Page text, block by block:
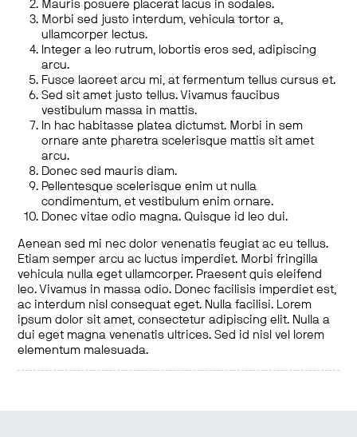
Mauris posuere placerat lacus in sodales.
Morbi sed justo interdum, vehicula tortor a,
ullamcorper lectus.
Integer a leo rutrum, lobortis eros sed, adipiscing
arcu.
Fusce laoreet arcu mi, at fermentum tellus cursus et.
Sed sit amet justo tellus. Vivamus faucibus
vestibulum massa in mattis.
In hac habitasse platea dictumst. Morbi in sem
ornare ante pharetra scelerisque mattis sit amet
arcu.
Donec sed mauris diam.
Pellentesque scelerisque enim ut nulla
condimentum, et vestibulum enim ornare.
Donec vitae odio magna. Quisque id leo dui.
Aenean sed mi nec dolor venenatis feugiat ac eu tellus.
Etiam semper arcu ac luctus imperdiet. Morbi fringilla
vehicula nulla eget ullamcorper. Praesent quis eleifend
leo. Vivamus in massa odio. Donec facilisis imperdiet est,
ac interdum nisl consequat eget. Nulla facilisi. Lorem
ipsum dolor sit amet, consectetur adipiscing elit. Nulla a
dui eget magna venenatis ultrices. Sed id nisl vel lorem
elementum malesuada.